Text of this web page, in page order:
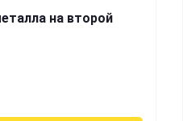
на второй